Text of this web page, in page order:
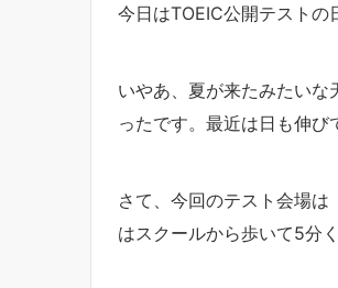
今日はTOEIC公開テストの
いやあ、夏が来たみたい
ったです。最近は日も伸び
さて、今回のテスト会場
はスクールから歩いて5分